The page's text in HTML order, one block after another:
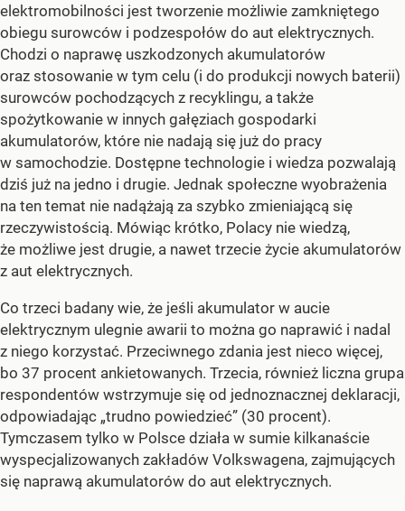
elektromobilności jest tworzenie możliwie zamkniętego
obiegu surowców i podzespołów do aut elektrycznych.
Chodzi o naprawę uszkodzonych akumulatorów
oraz stosowanie w tym celu (i do produkcji nowych baterii)
surowców pochodzących z recyklingu, a także
spożytkowanie w innych gałęziach gospodarki
akumulatorów, które nie nadają się już do pracy
w samochodzie. Dostępne technologie i wiedza pozwalają
dziś już na jedno i drugie. Jednak społeczne wyobrażenia
na ten temat nie nadążają za szybko zmieniającą się
rzeczywistością. Mówiąc krótko, Polacy nie wiedzą,
że możliwe jest drugie, a nawet trzecie życie akumulatorów
z aut elektrycznych.
Co trzeci badany wie, że jeśli akumulator w aucie
elektrycznym ulegnie awarii to można go naprawić i nadal
z niego korzystać. Przeciwnego zdania jest nieco więcej,
bo 37 procent ankietowanych. Trzecia, również liczna grupa
respondentów wstrzymuje się od jednoznacznej deklaracji,
odpowiadając „trudno powiedzieć” (30 procent).
Tymczasem tylko w Polsce działa w sumie kilkanaście
wyspecjalizowanych zakładów Volkswagena, zajmujących
się naprawą akumulatorów do aut elektrycznych.